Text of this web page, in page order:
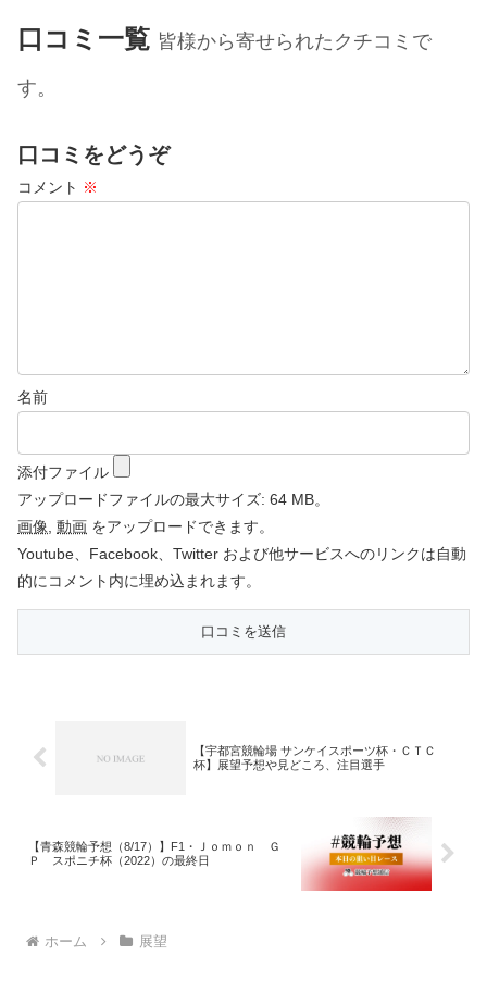
口コミ一覧 皆様から寄せられたクチコミで
す。
口コミをどうぞ
コメント ※
名前
添付ファイル
アップロードファイルの最大サイズ: 64 MB。
画像 動画 をアップロードできます。
Youtube、Facebook、Twitter および他サービスへのリンクは自動
的にコメント内に埋め込まれます。
【宇都宮競輪場 サンケイスポーツ杯・ＣＴＣ
杯】展望予想や見どころ、注目選手
【青森競輪予想（8/17）】F1・Ｊｏｍｏｎ Ｇ
Ｐ スポニチ杯（2022）の最終日
ホーム 展望